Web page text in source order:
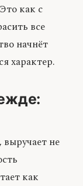
как с
все
начнёт
характер.
не
как